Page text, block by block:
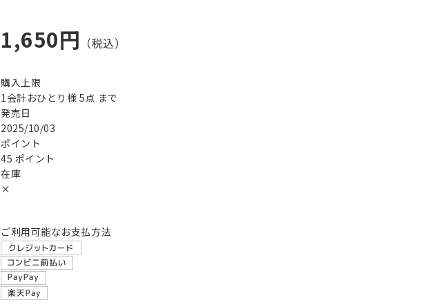
1,650円
購入上限
1会計おひとり様 5点 まで
発売日
2025/10/03
ポイント
45 ポイント
在庫
×
ご利用可能なお支払方法